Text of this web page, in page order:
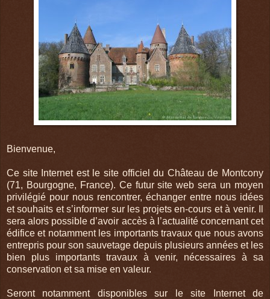
Bienvenue,
Ce site Internet est le site officiel du Château de Montcony
(71, Bourgogne, France). Ce futur site web sera un moyen
privilégié pour nous rencontrer, échanger entre nous idées
et souhaits et s’informer sur les projets en-cours et à venir. Il
sera alors possible d’avoir accès à l’actualité concernant cet
édifice et notamment les importants travaux que nous avons
entrepris pour son sauvetage depuis plusieurs années et les
bien plus importants travaux à venir, nécessaires à sa
conservation et sa mise en valeur.
Seront notamment disponibles sur le site Internet de